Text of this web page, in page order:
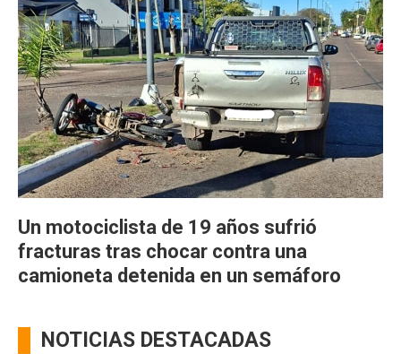
Un motociclista de 19 años sufrió
fracturas tras chocar contra una
camioneta detenida en un semáforo
NOTICIAS DESTACADAS